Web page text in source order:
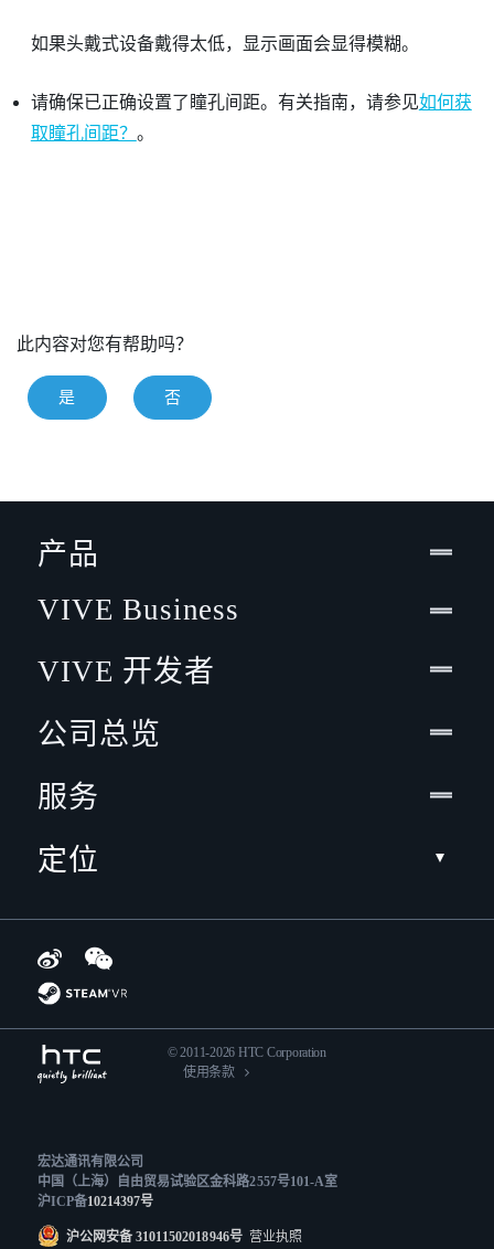
如果头戴式设备戴得太低，显示画面会显得模糊。
请确保已正确设置了瞳孔间距。有关指南，请参见如何获
取瞳孔间距？ 。
此内容对您有帮助吗？
是 否
产品
VIVE Business
VIVE 开发者
公司总览
服务
定位
© 2011-2026 HTC Corporation
使用条款
宏达通讯有限公司
中国（上海）自由贸易试验区金科路2557号101-A室
沪ICP备10214397号
沪公网安备 31011502018946号营业执照